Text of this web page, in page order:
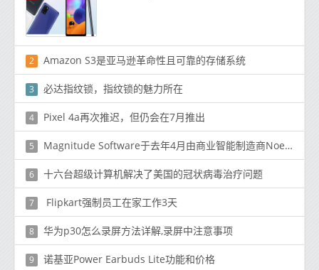
2 Amazon S3是亚马逊革命性且可靠的存储系统
3 必达指纹锁，指纹锁的魅力所在
4 Pixel 4a再次推迟，但仍会在7月推出
5 Magnitude Software于去年4月由商业智能制造商Noetix和数据管理提供商Kalido合并而成
6 十六台超级计算机解决了美国的冠状病毒治疗问题
7 Flipkart强制员工在家工作3天
8 华为p30怎么录屏方法详解,录屏中注意事项
9 诺基亚Power Earbuds Lite功能和价格